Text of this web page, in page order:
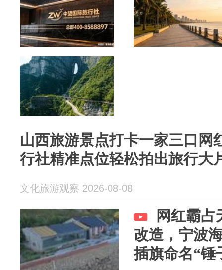
山西旅游景点打卡一家三口网
行社精准点位轻松拍出旅行大
文化旅游观察 2026-08-08
网红霸占
改造，宁波
插旗命名“锤